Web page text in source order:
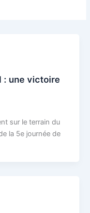
: une victoire
sur le terrain du
la 5e journée de